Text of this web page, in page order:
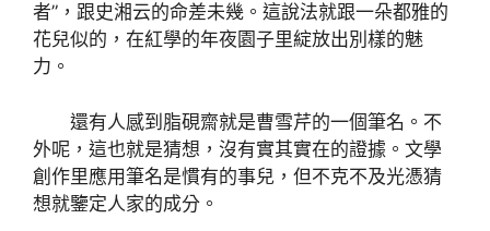
者”，跟史湘云的命差未幾。這說法就跟一朵都雅的
花兒似的，在紅學的年夜園子里綻放出別樣的魅
力。
還有人感到脂硯齋就是曹雪芹的一個筆名。不
外呢，這也就是猜想，沒有實其實在的證據。文學
創作里應用筆名是慣有的事兒，但不克不及光憑猜
想就鑒定人家的成分。